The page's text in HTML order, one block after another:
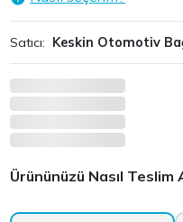
Satıcı: Keskin Otomotiv
Ürününüzü Nasıl